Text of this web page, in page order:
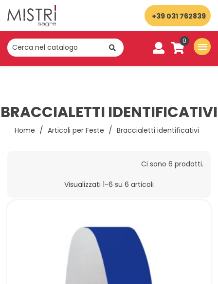
+39 031 762839
0 menu
BRACCIALETTI IDENTIFICATIVI
Home Articoli per Feste Braccialetti identificativi
Ci sono 6 prodotti.
Visualizzati 1-6 su 6 articoli